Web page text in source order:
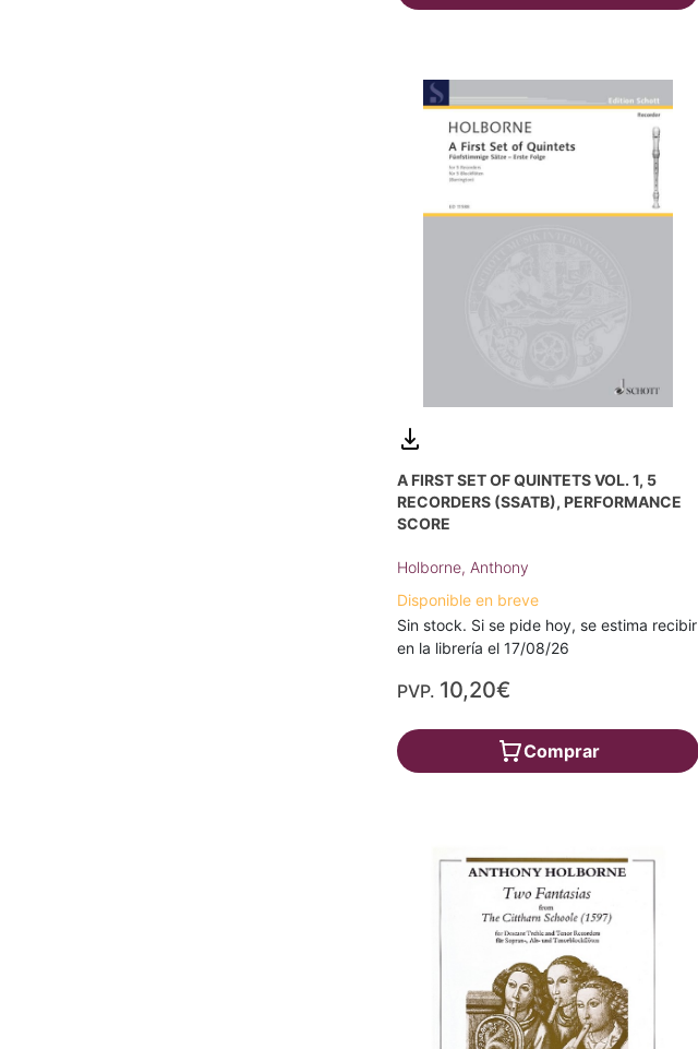
A FIRST SET OF QUINTETS VOL. 1, 5
RECORDERS (SSATB), PERFORMANCE
SCORE
Holborne, Anthony
Disponible en breve
Sin stock. Si se pide hoy, se estima recibir
en la librería el 17/08/26
PVP. 10,20€
Comprar